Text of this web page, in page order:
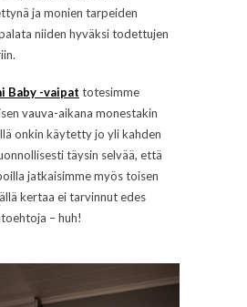
ja monien tarpeiden
niiden hyväksi todettujen
Baby -vaipat totesimme
vauva-aikana monestakin
onkin käytetty jo yli kahden
täysin selvää, että
jatkaisimme myös toisen
kertaa ei tarvinnut edes
– huh!